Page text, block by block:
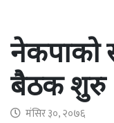
नेकपाको
बैठक शुरु
मंसिर ३०, २०७६